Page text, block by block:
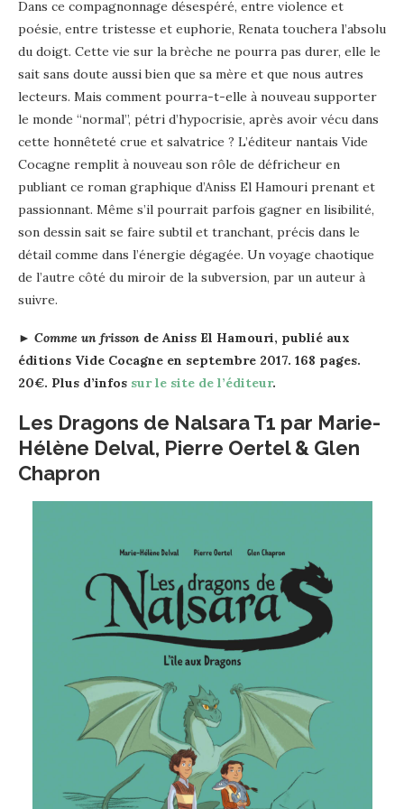
Dans ce compagnonnage désespéré, entre violence et
poésie, entre tristesse et euphorie, Renata touchera l’absolu
du doigt. Cette vie sur la brèche ne pourra pas durer, elle le
sait sans doute aussi bien que sa mère et que nous autres
lecteurs. Mais comment pourra-t-elle à nouveau supporter
le monde “normal”, pétri d’hypocrisie, après avoir vécu dans
cette honnêteté crue et salvatrice ? L’éditeur nantais Vide
Cocagne remplit à nouveau son rôle de défricheur en
publiant ce roman graphique d’Aniss El Hamouri prenant et
passionnant. Même s’il pourrait parfois gagner en lisibilité,
son dessin sait se faire subtil et tranchant, précis dans le
détail comme dans l’énergie dégagée. Un voyage chaotique
de l’autre côté du miroir de la subversion, par un auteur à
suivre.
► Comme un frisson de Aniss El Hamouri, publié aux
éditions Vide Cocagne en septembre 2017. 168 pages.
20€. Plus d’infos sur le site de l’éditeur.
Les Dragons de Nalsara T1 par Marie-
Hélène Delval, Pierre Oertel & Glen
Chapron